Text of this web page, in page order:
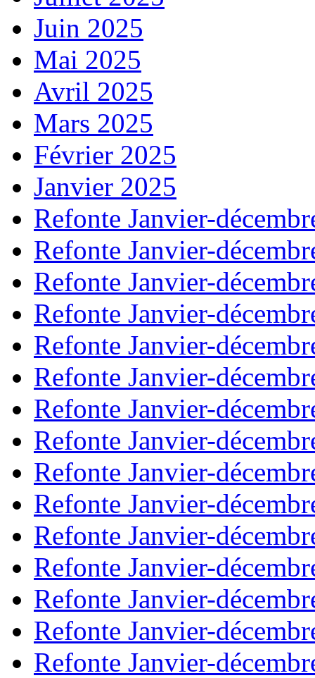
Juin 2025
Mai 2025
Avril 2025
Mars 2025
Février 2025
Janvier 2025
Refonte Janvier-
Refonte Janvier-
Refonte Janvier-
Refonte Janvier-
Refonte Janvier-
Refonte Janvier-
Refonte Janvier-
Refonte Janvier-
Refonte Janvier-
Refonte Janvier-
Refonte Janvier-
Refonte Janvier-
Refonte Janvier-
Refonte Janvier-
Refonte Janvier-